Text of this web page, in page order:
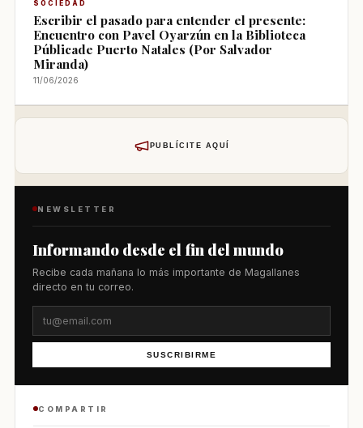
SOCIEDAD
Escribir el pasado para entender el presente:
Encuentro con Pavel Oyarzún en la Biblioteca
Públicade Puerto Natales (Por Salvador
Miranda)
11/06/2026
PUBLÍCITE AQUÍ
NEWSLETTER
Informando desde el fin del mundo
Recibe cada mañana lo más importante de Magallanes
directo en tu correo.
SUSCRIBIRME
COMPARTIR